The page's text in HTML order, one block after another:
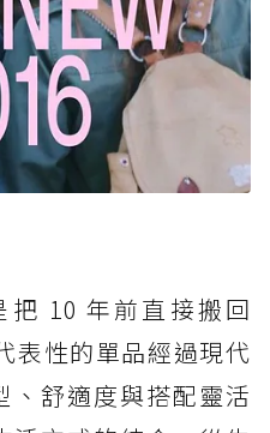
把 10 年前直接搬回
表性的單品經過現代
舒適度與搭配靈活